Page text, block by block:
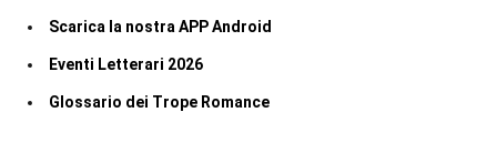
Scarica la nostra APP Android
Eventi Letterari 2026
Glossario dei Trope Romance